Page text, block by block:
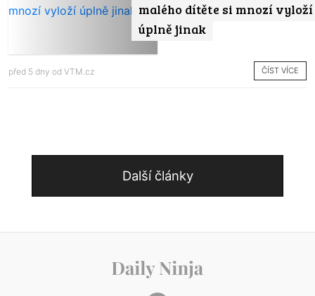
malého dítěte si mnozí vyloží
úplně jinak
před 5 dny od VTM.cz ČÍST VÍCE
Další články